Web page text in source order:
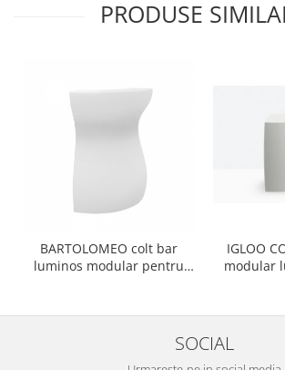
PRODUSE
BARTOLOMEO colt bar
luminos modular pentru
IGLOO
modular
SOCIAL